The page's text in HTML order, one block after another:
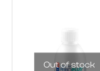
Out of stock